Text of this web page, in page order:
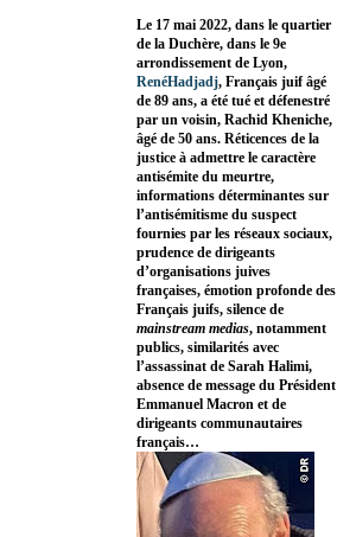
Le 17 mai 2022, dans le quartier
de la Duchère, dans le 9e
arrondissement de Lyon,
RenéHadjadj, Français juif âgé
de 89 ans, a été tué et défenestré
par un voisin, Rachid Kheniche,
âgé de 50 ans. Réticences de la
justice à admettre le caractère
antisémite du meurtre,
informations déterminantes sur
l’antisémitisme du suspect
fournies par les réseaux sociaux,
prudence de dirigeants
d’organisations juives
françaises, émotion profonde des
Français juifs, silence de
mainstream medias, notamment
publics, similarités avec
l’assassinat de Sarah Halimi,
absence de message du Président
Emmanuel Macron et de
dirigeants communautaires
français…